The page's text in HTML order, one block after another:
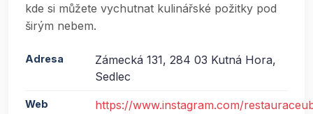
kde si můžete vychutnat kulinářské požitky pod
širým nebem.
Adresa
Zámecká 131, 284 03 Kutná Hora,
Sedlec
Web https://www.instagram.com/